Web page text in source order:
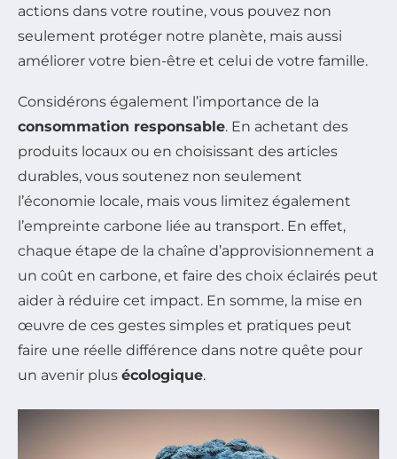
actions dans votre routine, vous pouvez non
seulement protéger notre planète, mais aussi
améliorer votre bien-être et celui de votre famille.
Considérons également l’importance de la
consommation responsable. En achetant des
produits locaux ou en choisissant des articles
durables, vous soutenez non seulement
l’économie locale, mais vous limitez également
l’empreinte carbone liée au transport. En effet,
chaque étape de la chaîne d’approvisionnement a
un coût en carbone, et faire des choix éclairés peut
aider à réduire cet impact. En somme, la mise en
œuvre de ces gestes simples et pratiques peut
faire une réelle différence dans notre quête pour
un avenir plus écologique.